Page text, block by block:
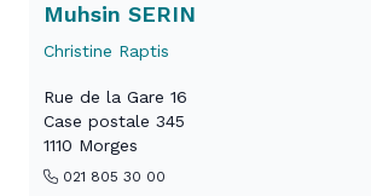
Muhsin SERIN
Christine Raptis
Rue de la Gare 16
Case postale 345
1110 Morges
021 805 30 00